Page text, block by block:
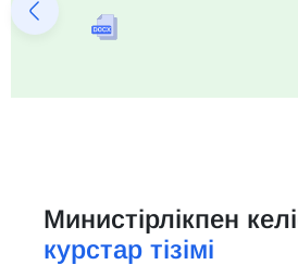
Министірлікпен
курстар тізімі